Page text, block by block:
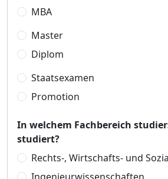
MBA
Master
Diplom
Staatsexamen
Promotion
In welchem Fachbereich
studiert?
Rechts-, Wirtschafts- und